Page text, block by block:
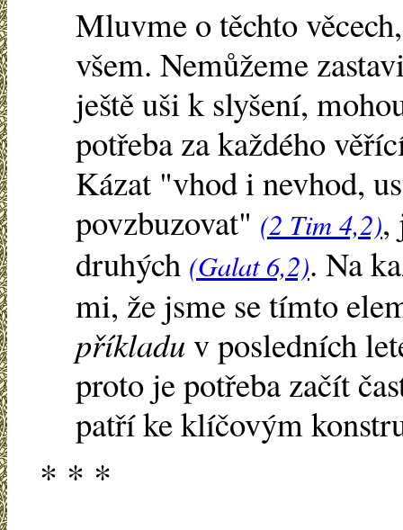
Mluvme o těchto
všem. Nemůžeme
ještě uši k slyšení,
potřeba za každého
Kázat "vhod i nevhod,
povzbuzovat" (2 Tim 4,2),
druhých (Galat 6,2). Na
mi, že jsme se tímto
příkladuv posledních
proto je potřeba začít
patří ke klíčovým
* * *